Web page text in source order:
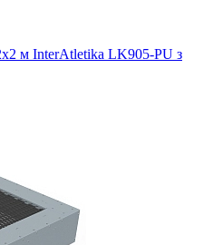
м InterAtletika LK905-PU з